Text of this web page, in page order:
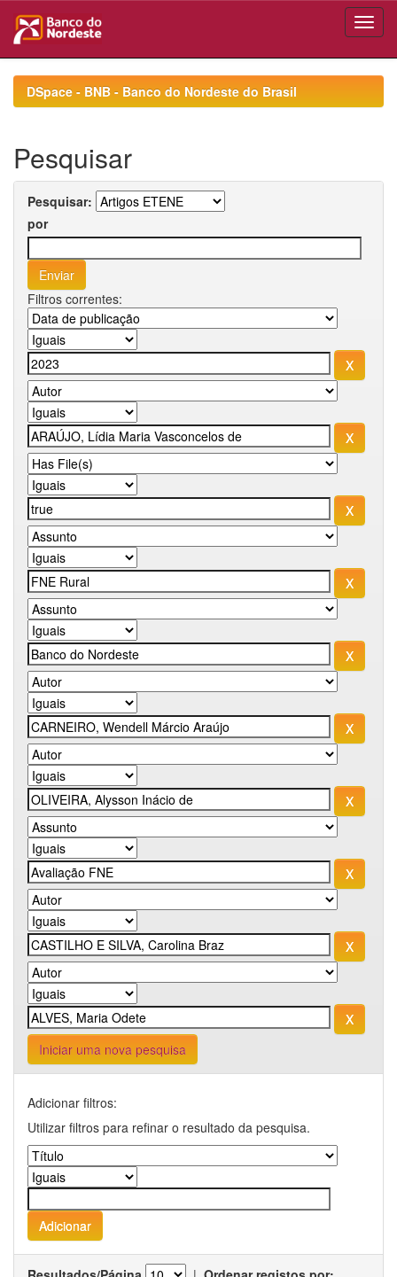
navigationDSpace - BNB - Banco do Nordeste do Brasil
Pesquisar
Pesquisar:
por
Filtros correntes:
Iniciar uma nova pesquisa
Adicionar filtros:
Utilizar filtros para refinar o resultado da pesquisa.